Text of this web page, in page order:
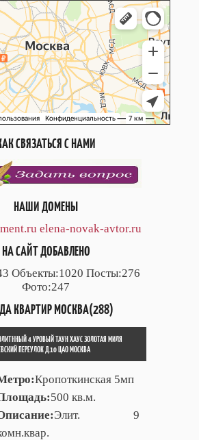
СВЯЗАТЬСЯ С НАМИ
НАШИ ДОМЕНЫ
elena-novak-avtor.ru
НА САЙТ ДОБАВЛЕНО
Объекты:1020 Посты:276
Фото:247
КВАРТИР МОСКВА(288)
4 УРОВЫЙ ТАУН ХАУС ЗОЛОТАЯ МИЛЯ
ПЕРЕУЛОК Д.10 ЦАО МОСКВА
Кропоткинская 5мп
500 кв.м.
Элит. 9